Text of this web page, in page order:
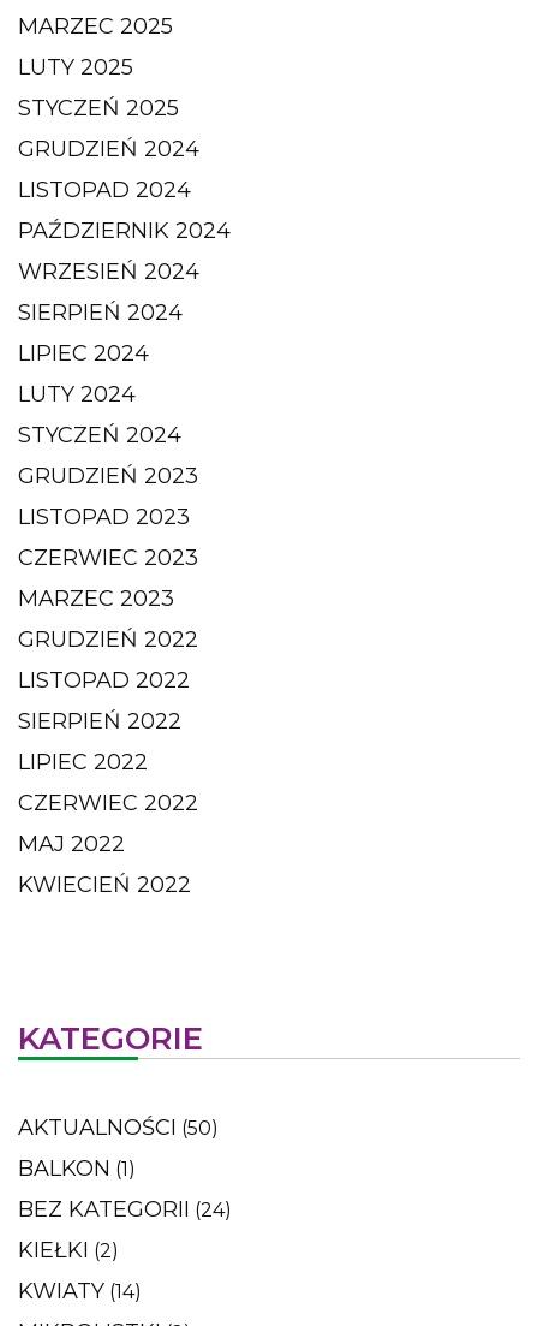
MARZEC 2025
LUTY 2025
STYCZEŃ 2025
GRUDZIEŃ 2024
LISTOPAD 2024
PAŹDZIERNIK 2024
WRZESIEŃ 2024
SIERPIEŃ 2024
LIPIEC 2024
LUTY 2024
STYCZEŃ 2024
GRUDZIEŃ 2023
LISTOPAD 2023
CZERWIEC 2023
MARZEC 2023
GRUDZIEŃ 2022
LISTOPAD 2022
SIERPIEŃ 2022
LIPIEC 2022
CZERWIEC 2022
MAJ 2022
KWIECIEŃ 2022
KATEGORIE
AKTUALNOŚCI (50)
BALKON (1)
BEZ KATEGORII (24)
KIEŁKI (2)
KWIATY (14)